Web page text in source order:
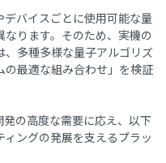
バイスごとに使用可能な量
ります。そのため、実機の
、多種多様な量子アルゴリズ
の最適な組み合わせ」を検証
の高度な需要に応え、以下
ングの発展を支えるプラッ